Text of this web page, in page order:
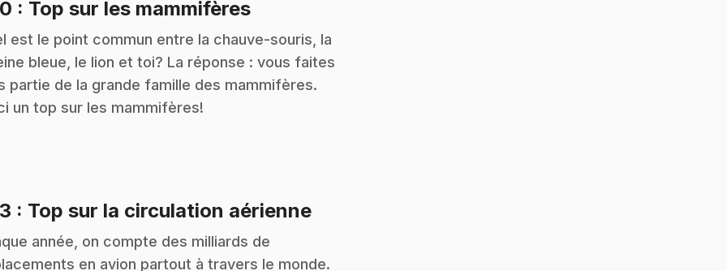
: Top sur les mammifères.
est le point commun entre la chauve-souris, la
bleue, le lion et toi? La réponse : vous faites
partie de la grande famille des mammifères.
un top sur les mammifères!
: Top sur la circulation aérienne.
année, on compte des milliards de
en avion partout à travers le monde.